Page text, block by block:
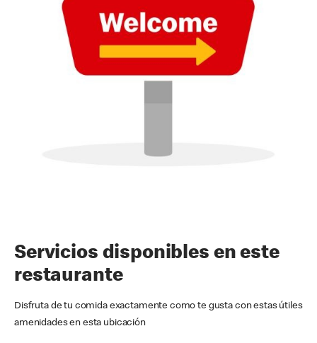
Servicios disponibles en este
restaurante
Disfruta de tu comida exactamente como te gusta con estas útiles
amenidades en esta ubicación